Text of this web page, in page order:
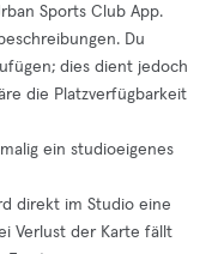
Sports Club App.
Du
dies dient jedoch
die Platzverfügbarkeit
ein studioeigenes
direkt im Studio eine
Verlust der Karte fällt